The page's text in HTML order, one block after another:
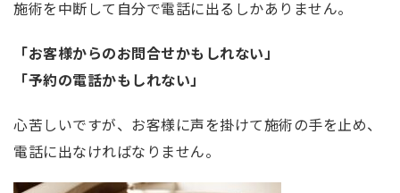
施術を中断して自分で電話に出るしかありません。
「お客様からのお問合せかもしれない」
「予約の電話かもしれない」
心苦しいですが、お客様に声を掛けて施術の手を止め、
電話に出なければなりません。